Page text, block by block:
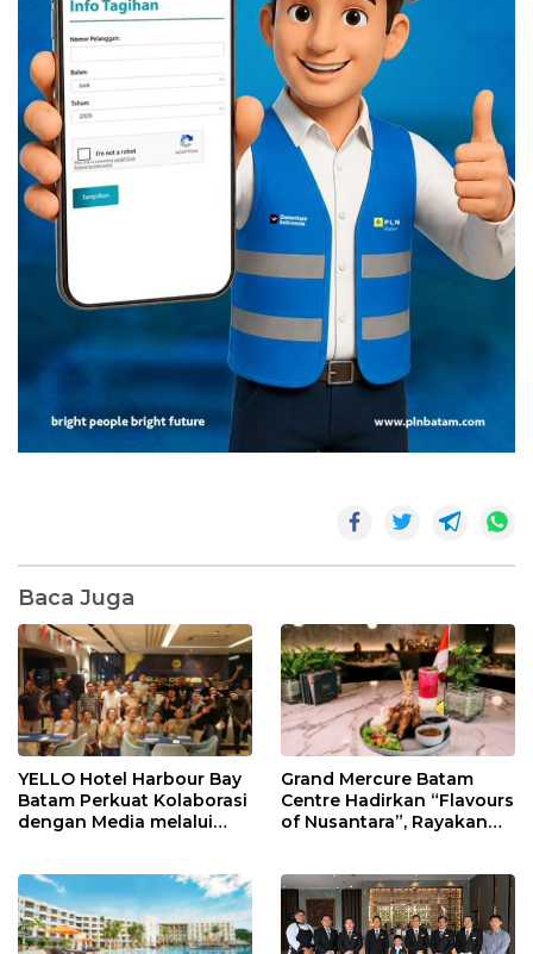
Baca Juga
YELLO Hotel Harbour Bay
Batam Perkuat Kolaborasi
dengan Media melalui
Grand Mercure Batam
Centre Hadirkan “Flavours
of Nusantara”, Rayakan